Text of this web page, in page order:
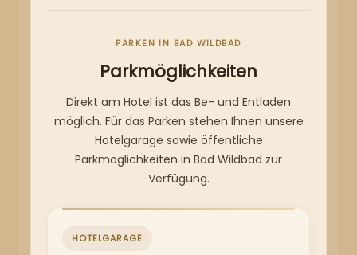
PARKEN IN BAD WILDBAD
Parkmöglichkeiten
Direkt am Hotel ist das Be- und Entladen
möglich. Für das Parken stehen Ihnen unsere
Hotelgarage sowie öffentliche
Parkmöglichkeiten in Bad Wildbad zur
Verfügung.
HOTELGARAGE